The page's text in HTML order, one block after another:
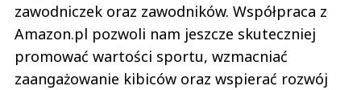
zawodniczek oraz zawodników. Współpraca z
Amazon.pl pozwoli nam jeszcze skuteczniej
promować wartości sportu, wzmacniać
zaangażowanie kibiców oraz wspierać rozwój